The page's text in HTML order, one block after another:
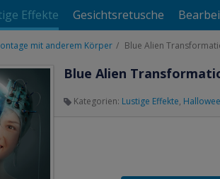
Effekte Gesichtsretusche
mit anderem Körper Blue Alien
Blue Alien
Kategorien: Lustige Effekte,